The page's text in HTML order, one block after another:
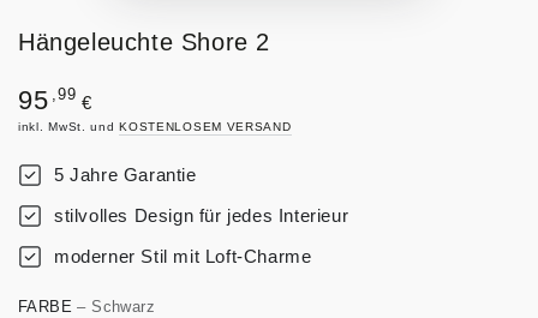
Hängeleuchte Shore 2
Regulärer
Preis
95 ,99 €
inkl. MwSt. undKOSTENLOSEM VERSAND
5 Jahre Garantie
stilvolles Design für jedes Interieur
moderner Stil mit Loft-Charme
FARBE– Schwarz